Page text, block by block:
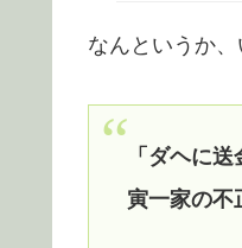
なんというか、
「ダヘに
寅一家の不